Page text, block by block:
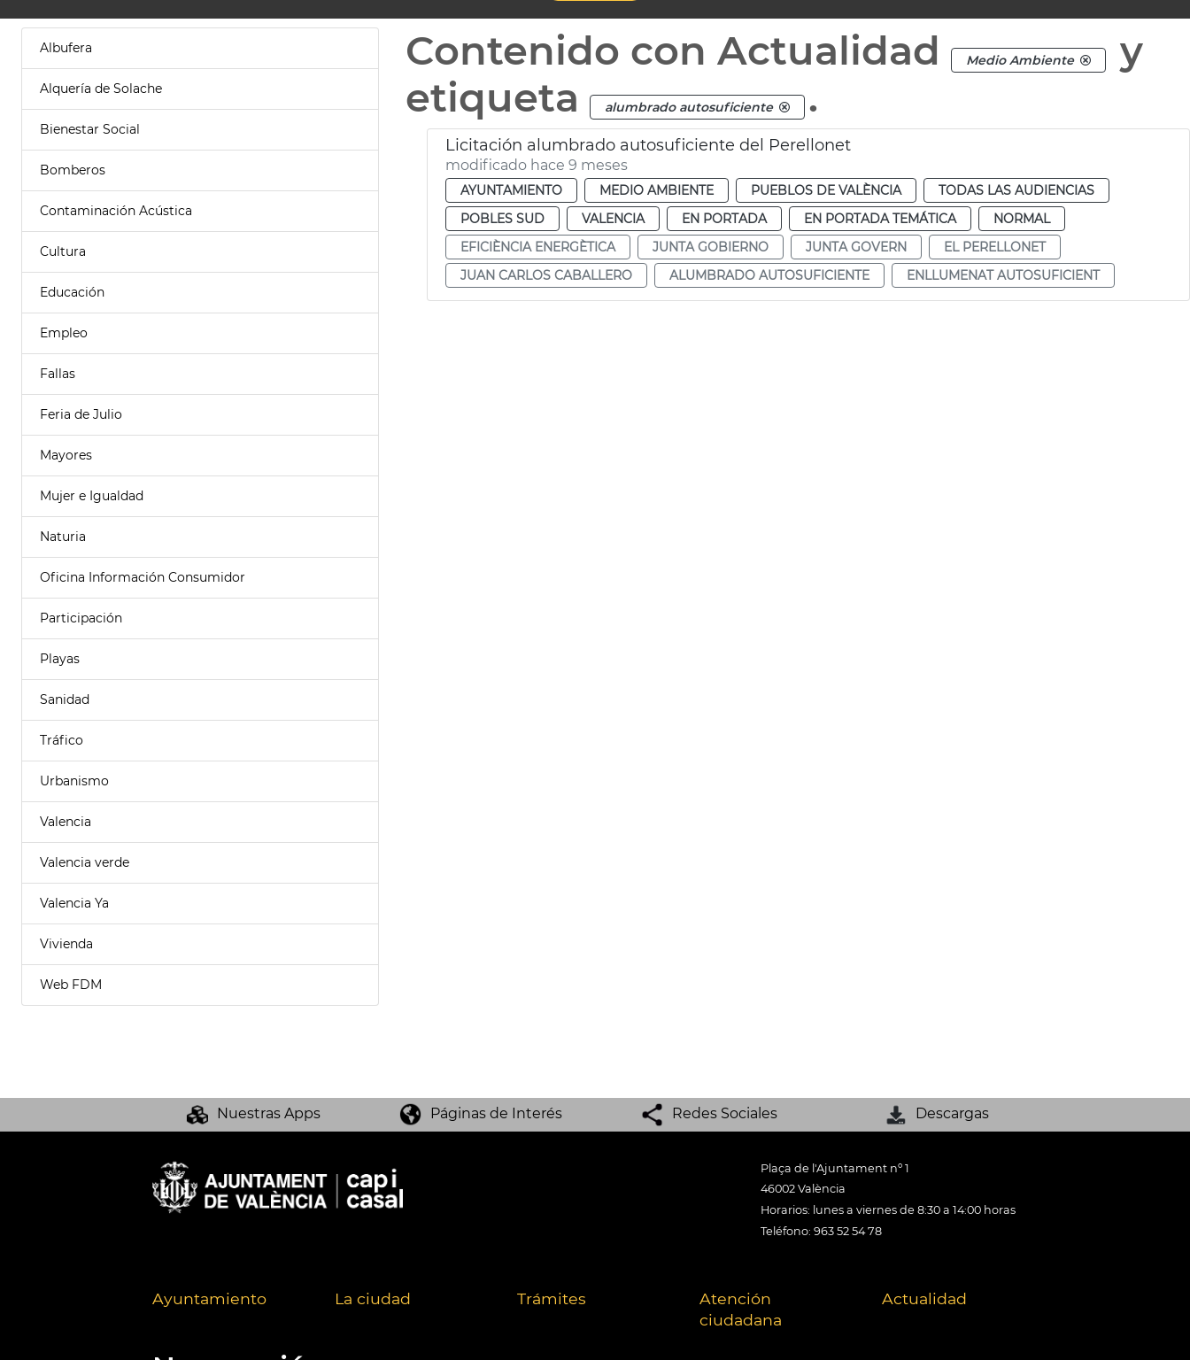
Albufera
Alquería de Solache
Bienestar Social
Bomberos
Contaminación Acústica
Cultura
Educación
Empleo
Fallas
Feria de Julio
Mayores
Mujer e Igualdad
Naturia
Oficina Información Consumidor
Participación
Playas
Sanidad
Tráfico
Urbanismo
Valencia
Valencia verde
Valencia Ya
Vivienda
Web FDM
Contenido con Actualidad Medio Ambiente
y
etiqueta
alumbrado autosuficiente .
Licitación alumbrado autosuficiente del Perellonet
modificado hace 9 meses
AYUNTAMIENTO MEDIO AMBIENTE PUEBLOS DE VALÈNCIA
TODAS LAS AUDIENCIAS
POBLES SUD
VALENCIA EN PORTADA EN PORTADA TEMÁTICA
NORMAL
EFICIÈNCIA ENERGÈTICA
JUNTA GOBIERNO JUNTA GOVERN
EL PERELLONET
JUAN CARLOS CABALLERO
ALUMBRADO AUTOSUFICIENTE ENLLUMENAT AUTOSUFICIENT
Nuestras Apps Páginas de Interés Redes Sociales Descargas
Plaça de l'Ajuntament nº 1
46002 València
Horarios: lunes a viernes de 8:30 a 14:00 horas
Teléfono: 963 52 54 78
Ayuntamiento La ciudad Trámites
Atención
ciudadana
Actualidad